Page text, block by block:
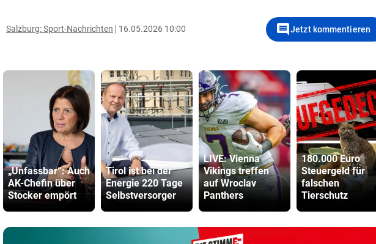
Salzburg: Sport-Nachrichten 16.05.2026 10:00 commentJetzt kommentieren
„Unfassbar“: Auch
AK-Chefin über
Stocker empört
Tirol ist bei der
Energie 220 Tage
Selbstversorger
LIVE: Vienna
Vikings treffen
auf Wroclav
Panthers
180.000 Euro
Steuergeld für
falschen
Tierschutz